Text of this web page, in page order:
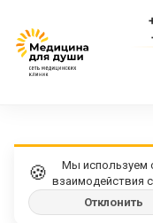
🍪
Мы используем
взаимодействия
Отклонить